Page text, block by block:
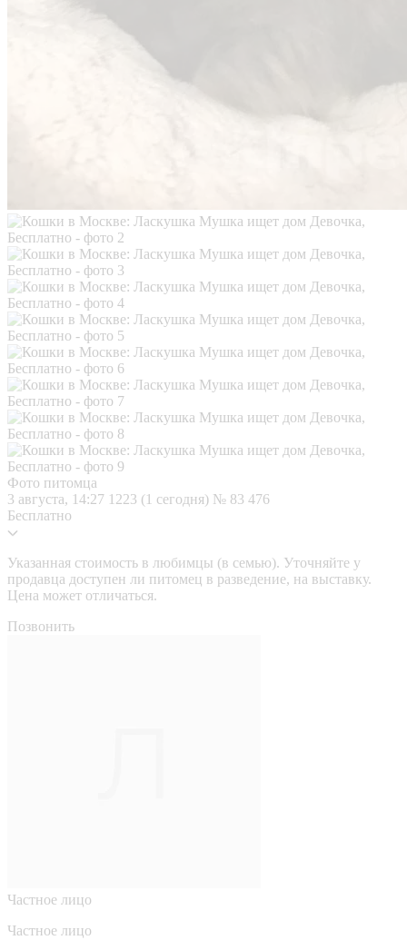
Фото питомца
3 августа, 14:27 1223 (1 сегодня) № 83 476
Бесплатно
Указанная стоимость в любимцы (в семью). Уточняйте у
продавца доступен ли питомец в разведение, на выставку.
Цена может отличаться.
Позвонить
Частное лицо
Частное лицо